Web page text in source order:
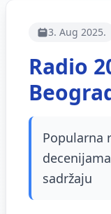
3. Aug 2025.
Radio
Popularna
sadržaju